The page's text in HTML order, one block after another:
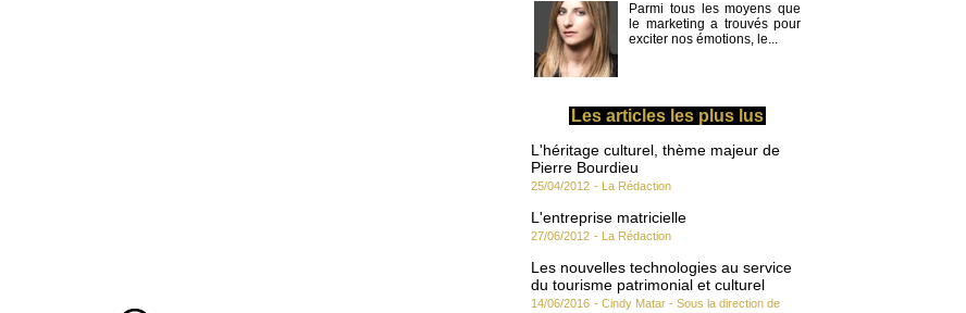
Parmi tous les moyens que
le marketing a trouvés pour
exciter nos émotions, le...
Les articles les plus lus
L'héritage culturel, thème majeur de
Pierre Bourdieu
25/04/2012 - La Rédaction
L'entreprise matricielle
27/06/2012 - La Rédaction
Les nouvelles technologies au service
du tourisme patrimonial et culturel
14/06/2016 - Cindy Matar - Sous la direction de